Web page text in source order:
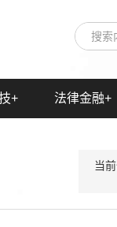
+ 法律金融+
当前